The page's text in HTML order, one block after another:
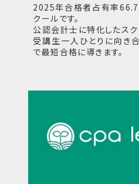
2025年合格者占有率
クールです。
公認会計士に特化したスク
受講生一人ひとりに向き
で最短合格に導きます。